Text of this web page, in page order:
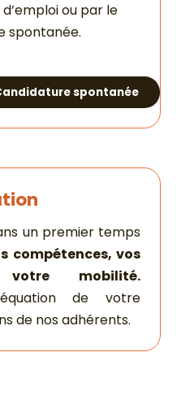
ou par le
spontanée.
spontanée
un premier temps
compétences, vos
mobilité.
de votre
de nos adhérents.